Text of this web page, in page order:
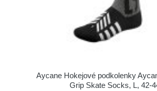
Aycane Hokejové podkolenky
Grip Skate Socks, L, 42-